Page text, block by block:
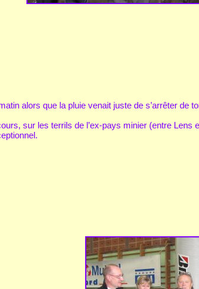
alors que la pluie venait juste de s’arrêter de
sur les terrils de l’ex-pays minier (entre Lens